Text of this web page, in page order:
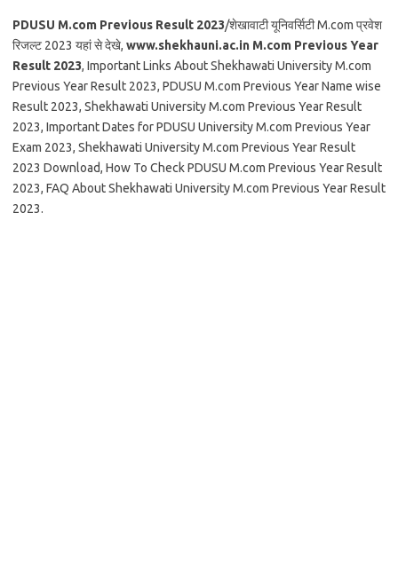
PDUSU M.com Previous Result 2023/शेखावाटी यूनिवर्सिटी M.com प्रवेश
रिजल्ट 2023 यहां से देखे, www.shekhauni.ac.in M.com Previous Year
Result 2023, Important Links About Shekhawati University M.com
Previous Year Result 2023, PDUSU M.com Previous Year Name wise
Result 2023, Shekhawati University M.com Previous Year Result
2023, Important Dates for PDUSU University M.com Previous Year
Exam 2023, Shekhawati University M.com Previous Year Result
2023 Download, How To Check PDUSU M.com Previous Year Result
2023, FAQ About Shekhawati University M.com Previous Year Result
2023.